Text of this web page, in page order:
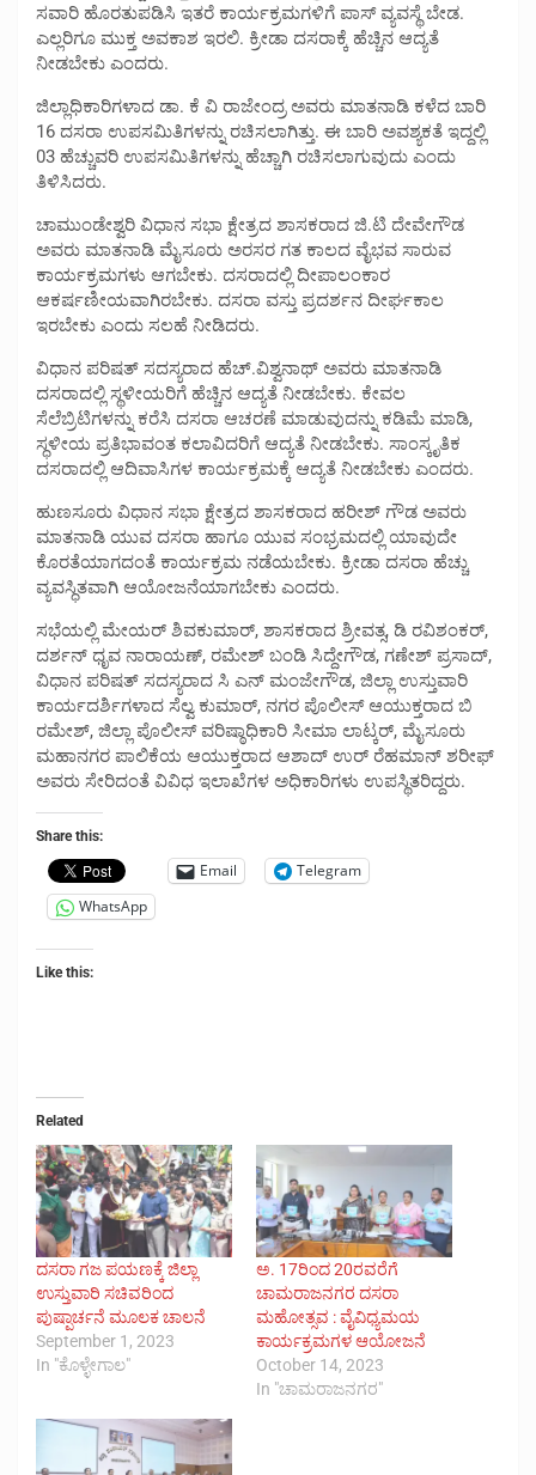
ಸವಾರಿ ಹೊರತುಪಡಿಸಿ ಇತರೆ ಕಾರ್ಯಕ್ರಮಗಳಿಗೆ ಪಾಸ್ ವ್ಯವಸ್ಥೆ ಬೇಡ.
ಎಲ್ಲರಿಗೂ ಮುಕ್ತ ಅವಕಾಶ ಇರಲಿ. ಕ್ರೀಡಾ ದಸರಾಕ್ಕೆ ಹೆಚ್ಚಿನ ಆದ್ಯತೆ
ನೀಡಬೇಕು ಎಂದರು.
ಜಿಲ್ಲಾಧಿಕಾರಿಗಳಾದ ಡಾ. ಕೆ ವಿ ರಾಜೇಂದ್ರ ಅವರು ಮಾತನಾಡಿ ಕಳೆದ ಬಾರಿ
16 ದಸರಾ ಉಪಸಮಿತಿಗಳನ್ನು ರಚಿಸಲಾಗಿತ್ತು. ಈ ಬಾರಿ ಅವಶ್ಯಕತೆ ಇದ್ದಲ್ಲಿ
03 ಹೆಚ್ಚುವರಿ ಉಪಸಮಿತಿಗಳನ್ನು ಹೆಚ್ಚಾಗಿ ರಚಿಸಲಾಗುವುದು ಎಂದು
ತಿಳಿಸಿದರು.
ಚಾಮುಂಡೇಶ್ವರಿ ವಿಧಾನ ಸಭಾ ಕ್ಷೇತ್ರದ ಶಾಸಕರಾದ ಜಿ.ಟಿ ದೇವೇಗೌಡ
ಅವರು ಮಾತನಾಡಿ ಮೈಸೂರು ಅರಸರ ಗತ ಕಾಲದ ವೈಭವ ಸಾರುವ
ಕಾರ್ಯಕ್ರಮಗಳು ಆಗಬೇಕು. ದಸರಾದಲ್ಲಿ ದೀಪಾಲಂಕಾರ
ಆಕರ್ಷಣೀಯವಾಗಿರಬೇಕು. ದಸರಾ ವಸ್ತು ಪ್ರದರ್ಶನ ದೀರ್ಘಕಾಲ
ಇರಬೇಕು ಎಂದು ಸಲಹೆ ನೀಡಿದರು.
ವಿಧಾನ ಪರಿಷತ್ ಸದಸ್ಯರಾದ ಹೆಚ್.ವಿಶ್ವನಾಥ್ ಅವರು ಮಾತನಾಡಿ
ದಸರಾದಲ್ಲಿ ಸ್ಥಳೀಯರಿಗೆ ಹೆಚ್ಚಿನ ಆದ್ಯತೆ ನೀಡಬೇಕು. ಕೇವಲ
ಸೆಲೆಬ್ರಿಟಿಗಳನ್ನು ಕರೆಸಿ ದಸರಾ ಆಚರಣೆ ಮಾಡುವುದನ್ನು ಕಡಿಮೆ ಮಾಡಿ,
ಸ್ಧಳೀಯ ಪ್ರತಿಭಾವಂತ ಕಲಾವಿದರಿಗೆ ಆದ್ಯತೆ ನೀಡಬೇಕು. ಸಾಂಸ್ಕೃತಿಕ
ದಸರಾದಲ್ಲಿ ಆದಿವಾಸಿಗಳ ಕಾರ್ಯಕ್ರಮಕ್ಕೆ ಆದ್ಯತೆ ನೀಡಬೇಕು ಎಂದರು.
ಹುಣಸೂರು ವಿಧಾನ ಸಭಾ ಕ್ಷೇತ್ರದ ಶಾಸಕರಾದ ಹರೀಶ್ ಗೌಡ ಅವರು
ಮಾತನಾಡಿ ಯುವ ದಸರಾ ಹಾಗೂ ಯುವ ಸಂಭ್ರಮದಲ್ಲಿ ಯಾವುದೇ
ಕೊರತೆಯಾಗದಂತೆ ಕಾರ್ಯಕ್ರಮ ನಡೆಯಬೇಕು. ಕ್ರೀಡಾ ದಸರಾ ಹೆಚ್ಚು
ವ್ಯವಸ್ಧಿತವಾಗಿ ಆಯೋಜನೆಯಾಗಬೇಕು ಎಂದರು.
ಸಭೆಯಲ್ಲಿ ಮೇಯರ್ ಶಿವಕುಮಾರ್, ಶಾಸಕರಾದ ಶ್ರೀವತ್ಸ, ಡಿ ರವಿಶಂಕರ್,
ದರ್ಶನ್ ಧೃವ ನಾರಾಯಣ್, ರಮೇಶ್ ಬಂಡಿ ಸಿದ್ದೇಗೌಡ, ಗಣೇಶ್ ಪ್ರಸಾದ್,
ವಿಧಾನ ಪರಿಷತ್ ಸದಸ್ಯರಾದ ಸಿ ಎನ್ ಮಂಜೇಗೌಡ, ಜಿಲ್ಲಾ ಉಸ್ತುವಾರಿ
ಕಾರ್ಯದರ್ಶಿಗಳಾದ ಸೆಲ್ವ ಕುಮಾರ್, ನಗರ ಪೊಲೀಸ್ ಆಯುಕ್ತರಾದ ಬಿ
ರಮೇಶ್, ಜಿಲ್ಲಾ ಪೊಲೀಸ್ ವರಿಷ್ಠಾಧಿಕಾರಿ ಸೀಮಾ ಲಾಟ್ಕರ್, ಮೈಸೂರು
ಮಹಾನಗರ ಪಾಲಿಕೆಯ ಆಯುಕ್ತರಾದ ಆಶಾದ್ ಉರ್ ರೆಹಮಾನ್ ಶರೀಫ್
ಅವರು ಸೇರಿದಂತೆ ವಿವಿಧ ಇಲಾಖೆಗಳ ಅಧಿಕಾರಿಗಳು ಉಪಸ್ಥಿತರಿದ್ದರು.
Share this:
Email
Telegram
WhatsApp
Like this:
Related
ದಸರಾ ಗಜ ಪಯಣಕ್ಕೆ ಜಿಲ್ಲಾ
ಉಸ್ತುವಾರಿ ಸಚಿವರಿಂದ
ಪುಷ್ಪಾರ್ಚನೆ ಮೂಲಕ ಚಾಲನೆ
September 1, 2023
In "ಕೊಳ್ಳೇಗಾಲ"
ಅ. 17ರಿಂದ 20ರವರೆಗೆ
ಚಾಮರಾಜನಗರ ದಸರಾ
ಮಹೋತ್ಸವ : ವೈವಿಧ್ಯಮಯ
ಕಾರ್ಯಕ್ರಮಗಳ ಆಯೋಜನೆ
October 14, 2023
In "ಚಾಮರಾಜನಗರ"